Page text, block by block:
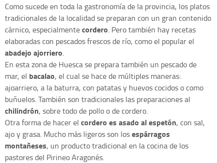
Como sucede en toda la gastronomía de la provincia, los platos
tradicionales de la localidad se preparan con un gran contenido
cárnico, especialmentecordero. Pero también hay recetas
elaboradas con pescados frescos de río, como el popular el
abadejo ajorriero.
En esta zona de Huesca se prepara también un pescado de
mar, el bacalao, el cual se hace de múltiples maneras:
ajoarriero, a la baturra, con patatas y huevos cocidos o como
buñuelos. También son tradicionales las preparaciones al
chilindrón, sobre todo de pollo o de cordero.
Otra forma de hacer el cordero es asado al espetón, con sal,
ajo y grasa. Mucho más ligeros son losespárragos
montañeses, un producto tradicional en la cocina de los
pastores del Pirineo Aragonés.